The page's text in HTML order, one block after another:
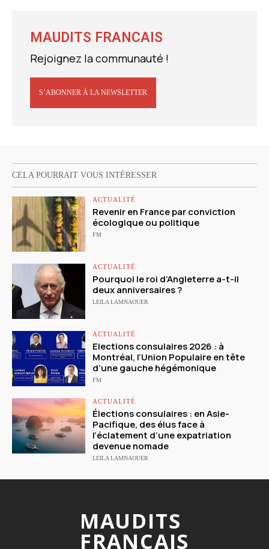
MAUDITS FRANCAIS
Rejoignez la communauté !
S’ABONNER À LA NEWSLETTER
CELA POURRAIT VOUS INTÉRESSER
ACTUALITÉ
Revenir en France par conviction
écologique ou politique
FM
ACTUALITÉ
Pourquoi le roi d’Angleterre a-t-il
deux anniversaires ?
LEILA LAMNAOUER
ACTUALITÉ
Elections consulaires 2026 : à
Montréal, l’Union Populaire en tête
d’une gauche hégémonique
FM
ACTUALITÉ
Élections consulaires : en Asie-
Pacifique, des élus face à
l’éclatement d’une expatriation
devenue nomade
LEILA LAMNAOUER
MAUDITS
FRANCAIS